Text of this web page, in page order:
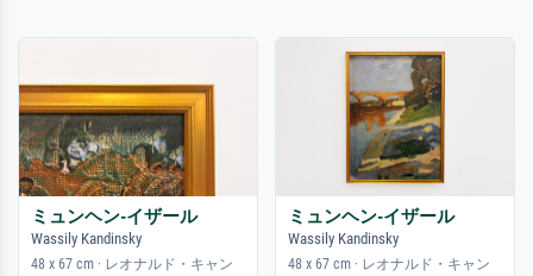
ミュンヘン-イザール
Wassily Kandinsky
48 x 67 cm · レオナルド・キャン
ミュンヘン-イザール
Wassily Kandinsky
48 x 67 cm · レオナルド・キャン